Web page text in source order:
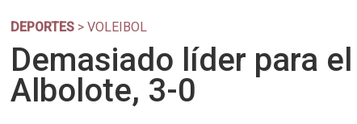
DEPORTES > VOLEIBOL
Demasiado líder para
Albolote, 3-0